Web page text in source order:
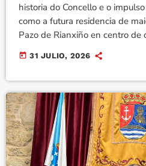
historia do Concello e o
como a futura residencia de
Pazo de Rianxiño en centro de
today 31 JULIO, 2026